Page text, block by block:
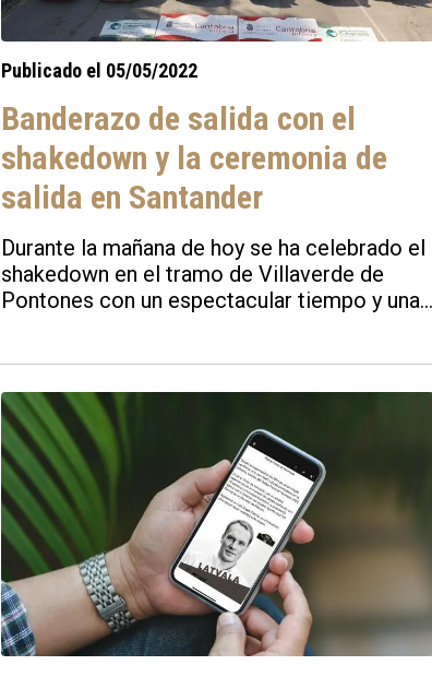
Publicado el 05/05/2022
Banderazo de salida con el
shakedown y la ceremonia de
salida en Santander
Durante la mañana de hoy se ha celebrado el
shakedown en el tramo de Villaverde de
Pontones con un espectacular tiempo y una
Hay que destacar la rotura de motor del
piloto italiano Paolo Diana, que hace muy
difícil su continuación en el rally, pero que a
buen seguro se contrarrestará con la
espectacular inscripción, con más de 120
vehículos en liza.